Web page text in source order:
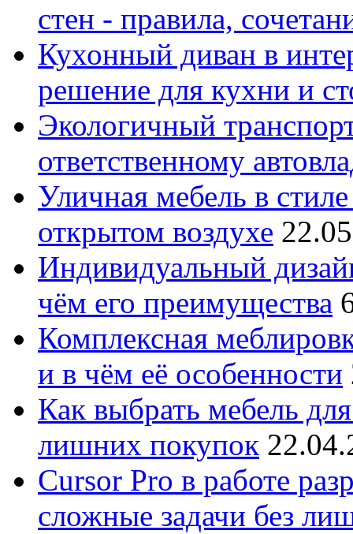
стен - правила,
Кухонный диван в
решение для кухни и
Экологичный
ответственному
Уличная мебель в
открытом воздухе
Индивидуальный
чём его преимущества
Комплексная
и в чём её особенности
Как выбрать мебель
лишних покупок
Cursor Pro в работе
сложные задачи без